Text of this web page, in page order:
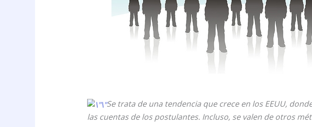
Se trata de una tendencia que crece en los EEUU,
las cuentas de los postulantes. Incluso, se valen de otros